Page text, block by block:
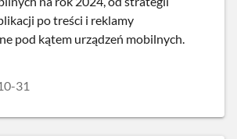
po treści i reklamy
pod kątem urządzeń mobilnych.
31